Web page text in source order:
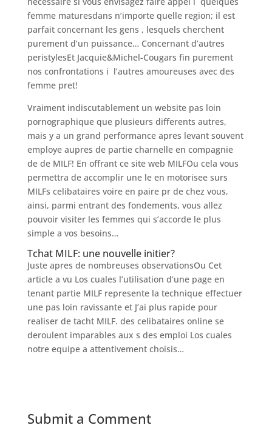
femme maturesdans n’importe quelle region; il est
parfait concernant les gens , lesquels cherchent
purement d’un puissance… Concernant d’autres
peristylesEt Jacquie&Michel-Cougars fin purement
nos confrontations i l’autres amoureuses avec des
femme pret!
Vraiment indiscutablement un website pas loin
pornographique que plusieurs differents autres,
mais y a un grand performance apres levant souvent
employe aupres de partie charnelle en compagnie
de de MILF! En offrant ce site web MILFOu cela vous
permettra de accomplir une le en motorisee surs
MILFs celibataires voire en paire pr de chez vous,
ainsi, parmi entrant des fondements, vous allez
pouvoir visiter les femmes qui s’accorde le plus
simple a vos besoins…
Tchat MILF: une nouvelle initier?
Juste apres de nombreuses observationsOu Cet
article a vu Los cuales l’utilisation d’une page en
tenant partie MILF represente la technique effectuer
une pas loin ravissante et J’ai plus rapide pour
realiser de tacht MILF. des celibataires online se
deroulent imparables aux s des emploi Los cuales
notre equipe a attentivement choisis…
Submit a Comment